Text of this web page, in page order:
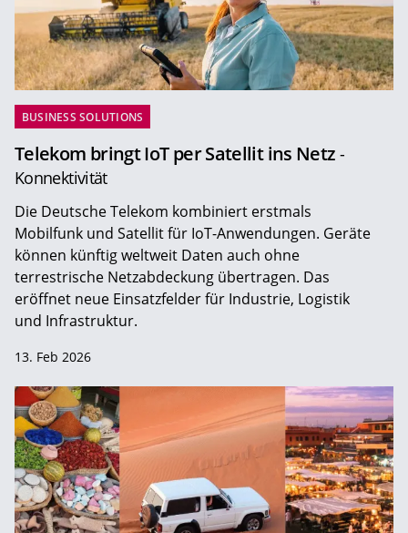
BUSINESS SOLUTIONS
Telekom bringt IoT per Satellit ins Netz -
Konnektivität
Die Deutsche Telekom kombiniert erstmals
Mobilfunk und Satellit für IoT-Anwendungen. Geräte
können künftig weltweit Daten auch ohne
terrestrische Netzabdeckung übertragen. Das
eröffnet neue Einsatzfelder für Industrie, Logistik
und Infrastruktur.
13. Feb 2026